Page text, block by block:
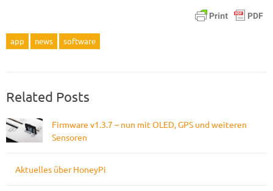
app news software
Related Posts
Firmware v1.3.7 – nun mit OLED, GPS und weiteren
Sensoren
Aktuelles über HoneyPi